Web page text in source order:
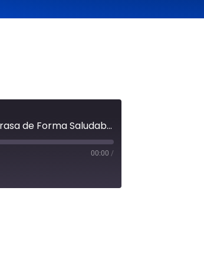
330: Doctor #1 en Obesidad: 7 Claves para Perder Grasa de Forma Saludable
00:00 /